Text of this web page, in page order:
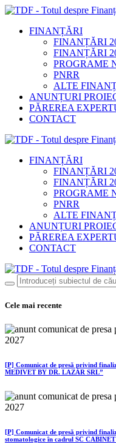
FINANȚĂRI
FINANȚĂRI
FINANȚĂRI
PROGRAME
PNRR
ALTE
ANUNȚURI
PĂREREA
CONTACT
FINANȚĂRI
FINANȚĂRI
FINANȚĂRI
PROGRAME
PNRR
ALTE
ANUNȚURI
PĂREREA
CONTACT
Cele mai recente
[P] Comunicat de presă privind
MEDIVET BY DR. LAZĂR SRL”
[P] Comunicat de presă privind
stomatologice în cadrul SC